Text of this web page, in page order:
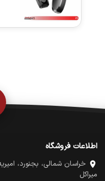
اطلاعات فروشگاه
خراسان شمالی، بجنورد،
میراکل